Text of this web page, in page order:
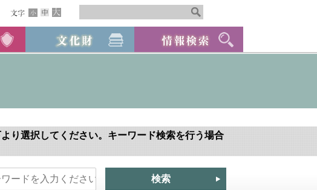
り選択してください。キーワード検索を行う場合